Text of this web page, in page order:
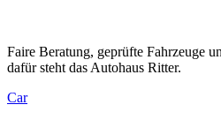
Faire Beratung, geprüfte Fahrzeuge
dafür steht das Autohaus Ritter.
Car